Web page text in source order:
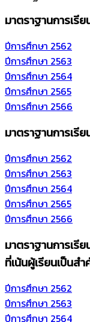
มาตราฐานการเรีย
ปีการศึกษา 2562
ปีการศึกษา 2563
ปีการศึกษา 2564
ปีการศึกษา 2565
ปีการศึกษา 2566
มาตราฐานการเรี
ปีการศึกษา 2562
ปีการศึกษา 2563
ปีการศึกษา 2564
ปีการศึกษา 2565
ปีการศึกษา 2566
มาตราฐานการเรี
ที่เน้นผู้เรียนเป็นส
ปีการศึกษา 2562
ปีการศึกษา 2563
ปีการศึกษา 2564